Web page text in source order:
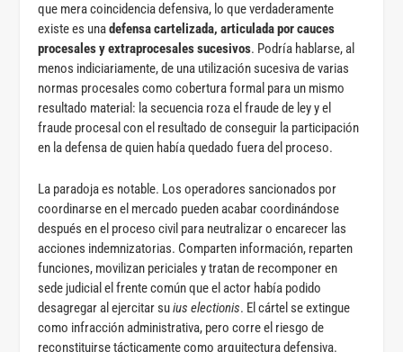
que mera coincidencia defensiva, lo que verdaderamente
existe es unadefensa cartelizada, articulada por cauces
procesales y extraprocesales sucesivos. Podría hablarse, al
menos indiciariamente, de una utilización sucesiva de varias
normas procesales como cobertura formal para un mismo
resultado material: la secuencia roza el fraude de ley y el
fraude procesal con el resultado de conseguir la participación
en la defensa de quien había quedado fuera del proceso.
La paradoja es notable. Los operadores sancionados por
coordinarse en el mercado pueden acabar coordinándose
después en el proceso civil para neutralizar o encarecer las
acciones indemnizatorias. Comparten información, reparten
funciones, movilizan periciales y tratan de recomponer en
sede judicial el frente común que el actor había podido
desagregar al ejercitar suius electionis. El cártel se extingue
como infracción administrativa, pero corre el riesgo de
reconstituirse tácticamente como arquitectura defensiva.